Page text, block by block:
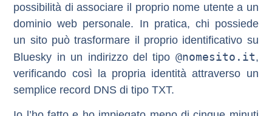
possibilità di associare il proprio nome utente a un
dominio web personale. In pratica, chi possiede
un sito può trasformare il proprio identificativo su
Bluesky in un indirizzo del tipo @nomesito.it,
verificando così la propria identità attraverso un
semplice record DNS di tipo TXT.